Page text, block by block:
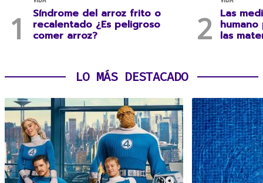
Síndrome del arroz frito o
recalentado ¿Es peligroso
comer arroz?
Las
las
LO MÁS DESTACADO